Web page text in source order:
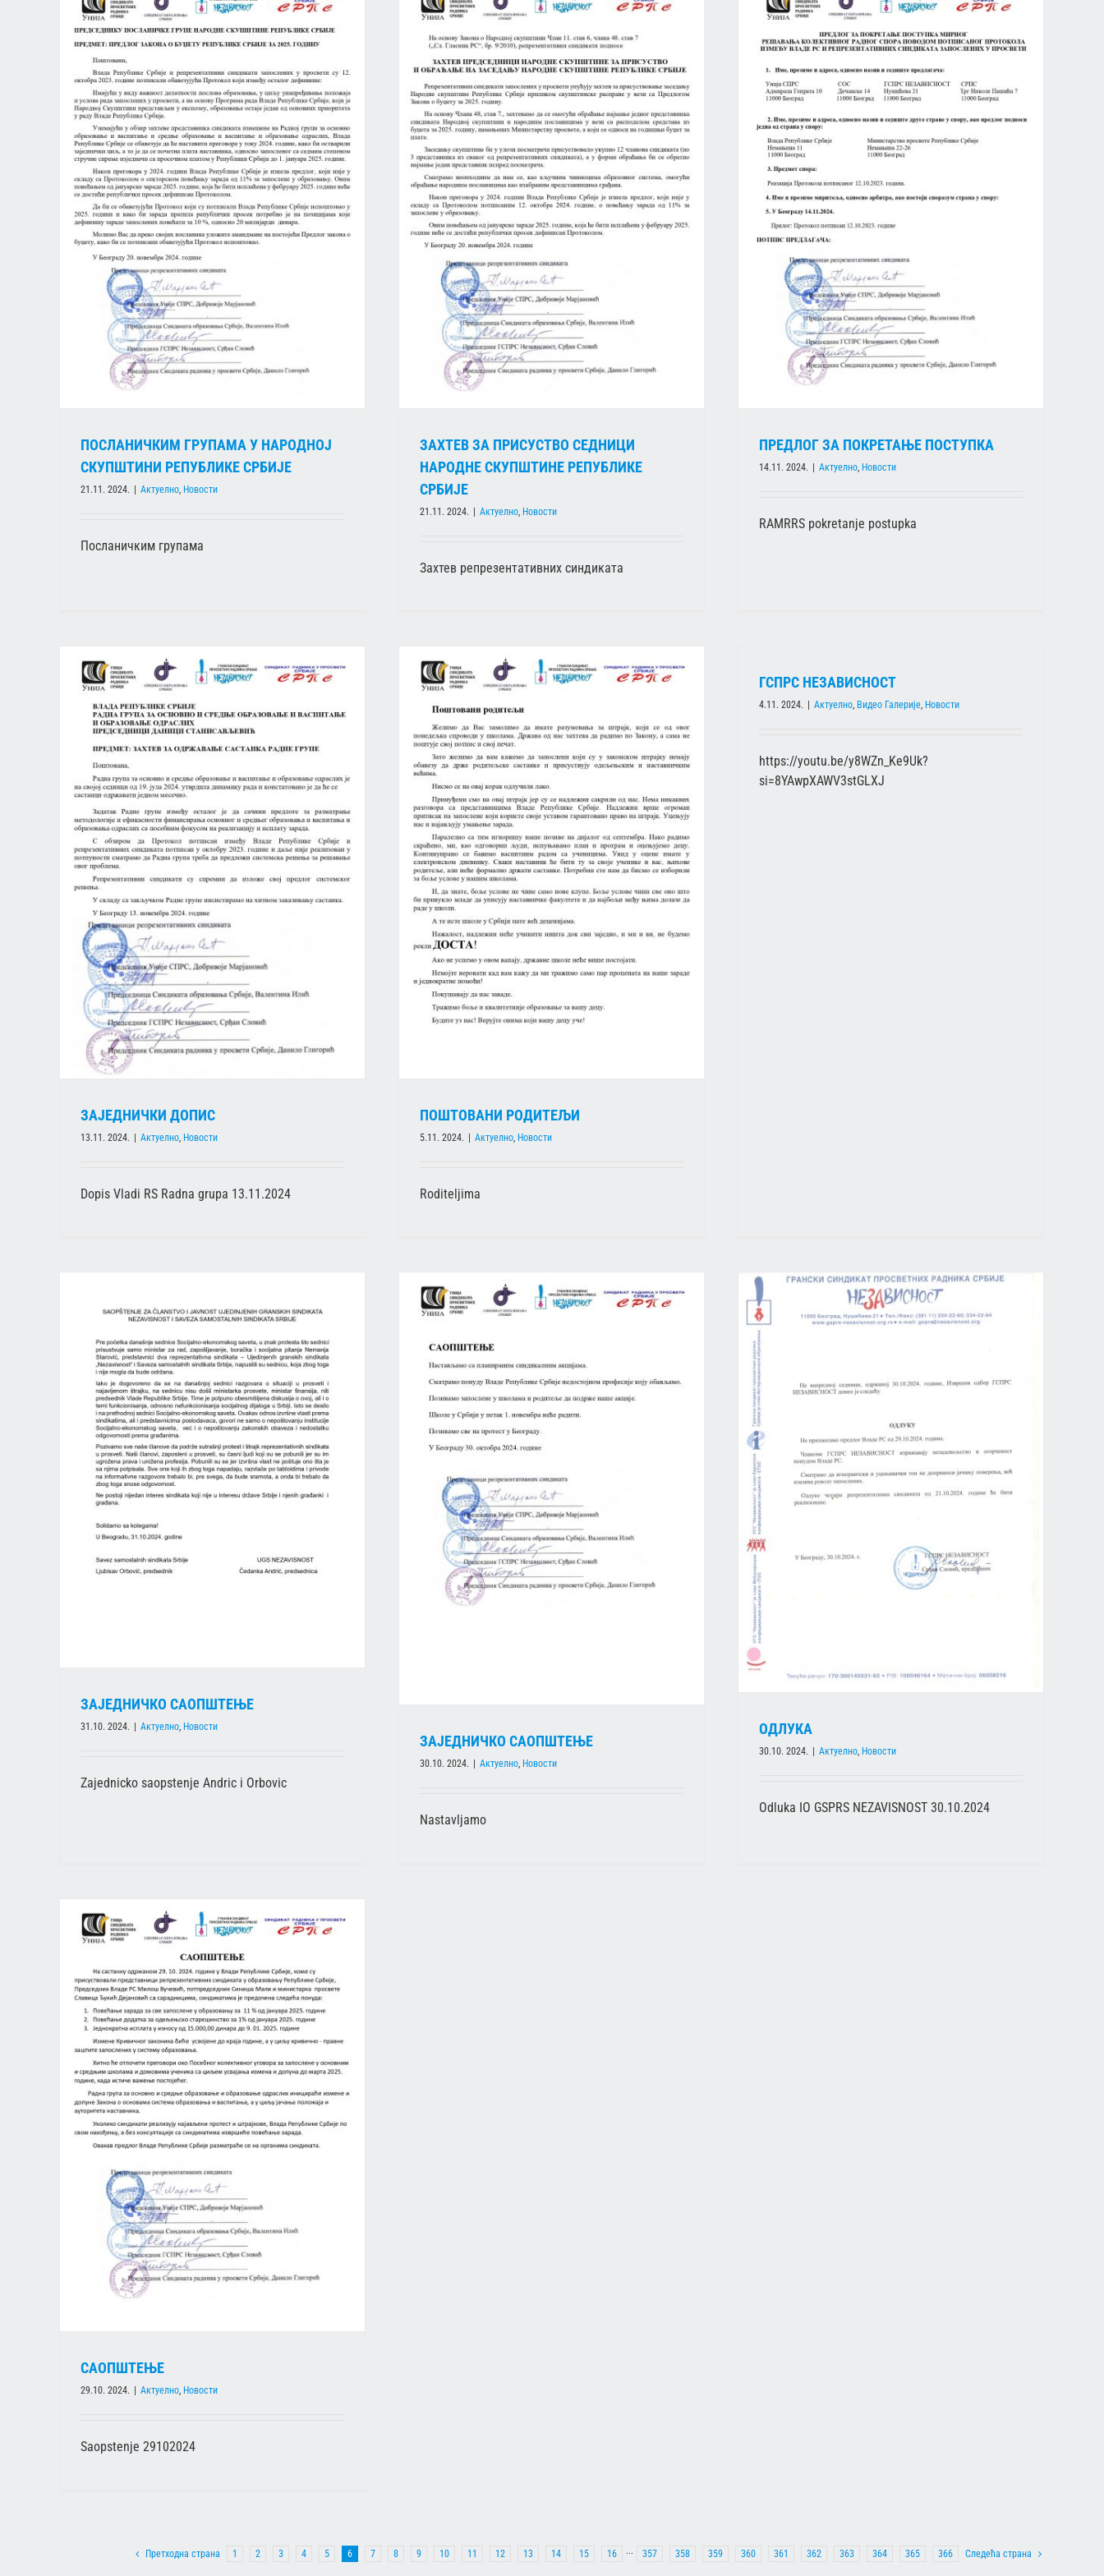
ПОСЛАНИЧКИМ ГРУПАМА У НАРОДНОЈ
СКУПШТИНИ РЕПУБЛИКЕ СРБИЈЕ
21.11. 2024. | Актуелно Новости
Посланичким групама
ЗАХТЕВ ЗА ПРИСУСТВО СЕДНИЦИ НАРОДНЕ
СКУПШТИНЕ РЕПУБЛИКЕ СРБИЈЕ
Актуелно Новости
ЗАХТЕВ ЗА ПРИСУСТВО СЕДНИЦИ
НАРОДНЕ СКУПШТИНЕ РЕПУБЛИКЕ
СРБИЈЕ
21.11. 2024. | Актуелно Новости
Захтев репрезентативних синдиката
ПРЕДЛОГ ЗА ПОКРЕТАЊЕ ПОСТУПКА
Актуелно Новости
ПРЕДЛОГ ЗА ПОКРЕТАЊЕ ПОСТУПКА
14.11. 2024. | Актуелно Новости
RAMRRS pokretanje postupka
ЗАЈЕДНИЧКИ ДОПИС
13.11. 2024. | Актуелно Новости
Dopis Vladi RS Radna grupa 13.11.2024
ПОШТОВАНИ РОДИТЕЉИ
ПОШТОВАНИ РОДИТЕЉИ
5.11. 2024. | Актуелно Новости
Roditeljima
ГСПРС НЕЗАВИСНОСТ
4.11. 2024. Актуелно, Видео Галерије, Новости
https://youtu.be/y8WZn_Ke9Uk?
si=8YAwpXAWV3stGLXJ
ЗАЈЕДНИЧКО САОПШТЕЊЕ
31.10. 2024. Актуелно, Новости
Zajednicko saopstenje Andric i Orbovic
ЗАЈЕДНИЧКО САОПШТЕЊЕ
ЗАЈЕДНИЧКО САОПШТЕЊЕ
30.10. 2024. | Актуелно Новости
Nastavljamo
Актуелно Новости
ОДЛУКА
30.10. 2024. Актуелно, Новости
Odluka IO GSPRS NEZAVISNOST 30.10.2024
САОПШТЕЊЕ
29.10. 2024. | Актуелно Новости
Saopstenje 29102024
Претходна страна 1 2 3 4 5 6 7 8 9 10 11 12 13 14 15 16 ··· 357 358 359 360 361 362 363 364 365 366 Следећа страна